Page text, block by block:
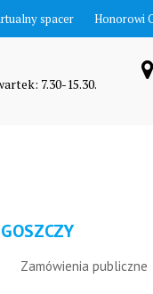
spacer Honorowi
7.30-15.30.
Zamówienia publiczne